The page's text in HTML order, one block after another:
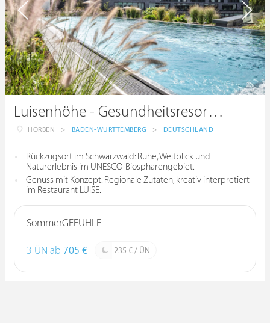
Luisenhöhe - Gesundheitsresort Schwarzwald
HORBEN > BADEN-WÜRTTEMBERG > DEUTSCHLAND
Rückzugsort im Schwarzwald: Ruhe, Weitblick und
Naturerlebnis im UNESCO-Biosphärengebiet.
Genuss mit Konzept: Regionale Zutaten, kreativ interpretiert
im Restaurant LUISE.
SommerGEFÜHLE
3 ÜN ab 705 € 235 € / ÜN